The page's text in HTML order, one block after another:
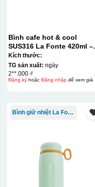
cho vị trí logo cân đối
Bình cafe hot & cool
SUS316 La Fonte 420ml –
012775
Kích thước:
TG sản xuất: ngày
2**.000 ₫
Đăng kýhoặc Đăng nhậpđể xem giá
Bình giữ nhiệt La Fonte